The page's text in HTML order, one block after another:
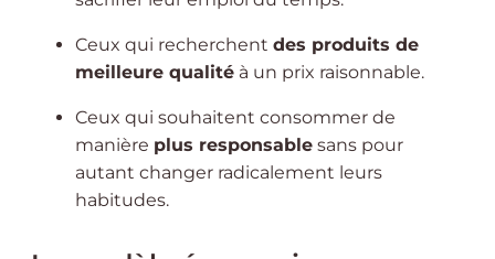
Ceux qui recherchent des produits de
meilleure qualité à un prix raisonnable.
Ceux qui souhaitent consommer de
manière plus responsable sans pour
autant changer radicalement leurs
habitudes.